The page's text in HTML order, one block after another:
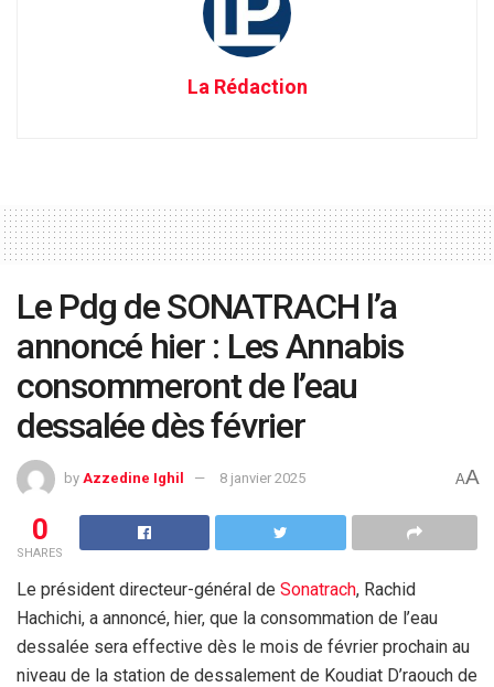
La Rédaction
Le Pdg de SONATRACH l’a
annoncé hier : Les Annabis
consommeront de l’eau
dessalée dès février
by Azzedine Ighil 8 janvier 2025 AA
0
SHARES
Le président directeur-général de Sonatrach, Rachid
Hachichi, a annoncé, hier, que la consommation de l’eau
dessalée sera effective dès le mois de février prochain au
niveau de la station de dessalement de Koudiat D’raouch de